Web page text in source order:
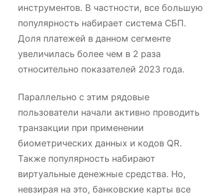
инструментов. В частности, все большую
популярность набирает система СБП.
Доля платежей в данном сегменте
увеличилась более чем в 2 раза
относительно показателей 2023 года.
Параллельно с этим рядовые
пользователи начали активно проводить
транзакции при применении
биометрических данных и кодов QR.
Также популярность набирают
виртуальные денежные средства. Но,
невзирая на это, банковские карты все